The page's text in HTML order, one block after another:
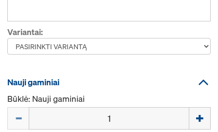
Variantai:
Nauji gaminiai
Būklė: Nauji gaminiai